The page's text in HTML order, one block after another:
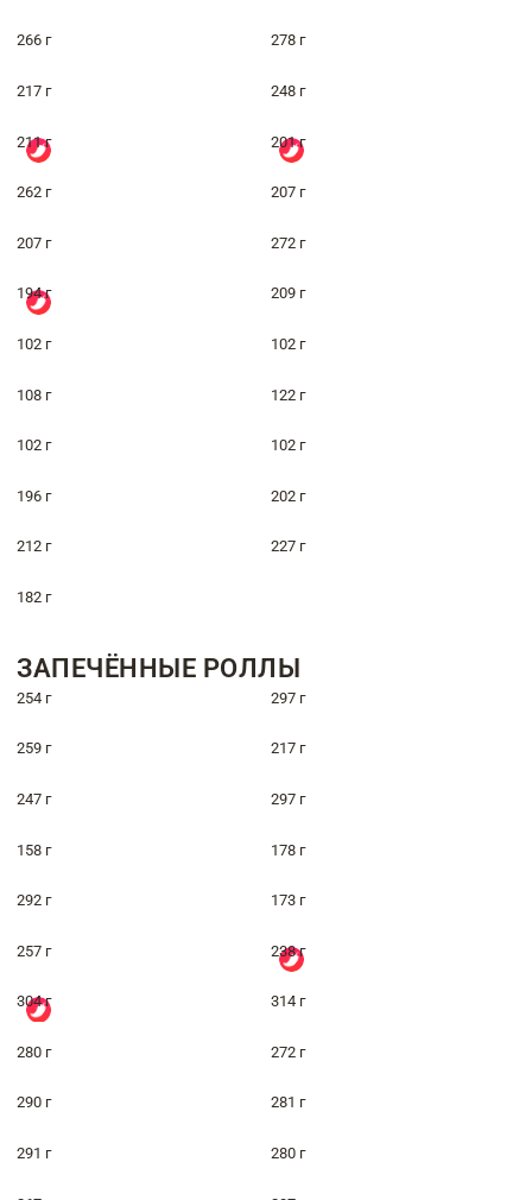
266 г 278 г
217 г 248 г
211 г 201 г
262 г 207 г
207 г 272 г
194 г 209 г
102 г 102 г
108 г 122 г
102 г 102 г
196 г 202 г
212 г 227 г
182 г
ЗАПЕЧЁННЫЕ РОЛЛЫ
254 г 297 г
259 г 217 г
247 г 297 г
158 г 178 г
292 г 173 г
257 г 238 г
304 г 314 г
280 г 272 г
290 г 281 г
291 г 280 г